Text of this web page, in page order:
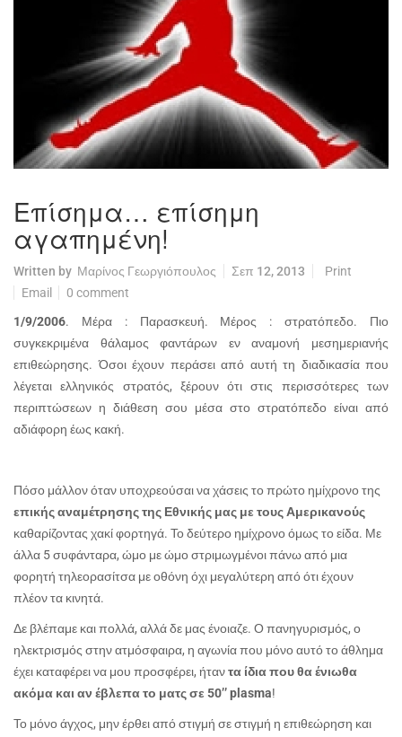
Επίσημα… επίσημη
αγαπημένη!
Written by Μαρίνος Γεωργιόπουλος Σεπ 12, 2013
Print
Email
0 comment
1/9/2006. Μέρα : Παρασκευή. Μέρος : στρατόπεδο. Πιο
συγκεκριμένα θάλαμος φαντάρων εν αναμονή μεσημεριανής
επιθεώρησης. Όσοι έχουν περάσει από αυτή τη διαδικασία που
λέγεται ελληνικός στρατός, ξέρουν ότι στις περισσότερες των
περιπτώσεων η διάθεση σου μέσα στο στρατόπεδο είναι από
αδιάφορη έως κακή.
Πόσο μάλλον όταν υποχρεούσαι να χάσεις το πρώτο ημίχρονο της
επικής αναμέτρησης της Εθνικής μας με τους Αμερικανούς
καθαρίζοντας χακί φορτηγά. Το δεύτερο ημίχρονο όμως το είδα. Με
άλλα 5 συφάνταρα, ώμο με ώμο στριμωγμένοι πάνω από μια
φορητή τηλεορασίτσα με οθόνη όχι μεγαλύτερη από ότι έχουν
πλέον τα κινητά.
Δε βλέπαμε και πολλά, αλλά δε μας ένοιαζε. Ο πανηγυρισμός, ο
ηλεκτρισμός στην ατμόσφαιρα, η αγωνία που μόνο αυτό το άθλημα
έχει καταφέρει να μου προσφέρει, ήταντα ίδια που θα ένιωθα
ακόμα και αν έβλεπα το ματς σε 50’’ plasma!
Το μόνο άγχος, μην έρθει από στιγμή σε στιγμή η επιθεώρηση και